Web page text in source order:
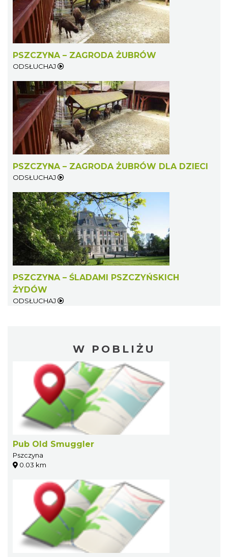
PSZCZYNA – ZAGRODA ŻUBRÓW
ODSŁUCHAJ
PSZCZYNA – ZAGRODA ŻUBRÓW DLA DZIECI
ODSŁUCHAJ
PSZCZYNA – ŚLADAMI PSZCZYŃSKICH
ŻYDÓW
ODSŁUCHAJ
W POBLIŻU
Pub Old Smuggler
Pszczyna
0.03 km